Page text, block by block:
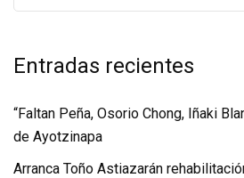
Entradas recientes
“Faltan Peña, Osorio Chong, Iñaki
de Ayotzinapa
Arranca Toño Astiazarán